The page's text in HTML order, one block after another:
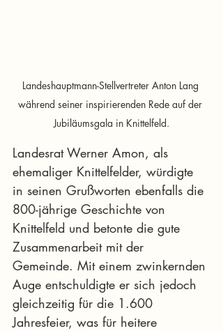
Landeshauptmann-Stellvertreter Anton Lang
während seiner inspirierenden Rede auf der
Jubiläumsgala in Knittelfeld.
Landesrat Werner Amon, als
ehemaliger Knittelfelder, würdigte
in seinen Grußworten ebenfalls die
800-jährige Geschichte von
Knittelfeld und betonte die gute
Zusammenarbeit mit der
Gemeinde. Mit einem zwinkernden
Auge entschuldigte er sich jedoch
gleichzeitig für die 1.600
Jahresfeier, was für heitere